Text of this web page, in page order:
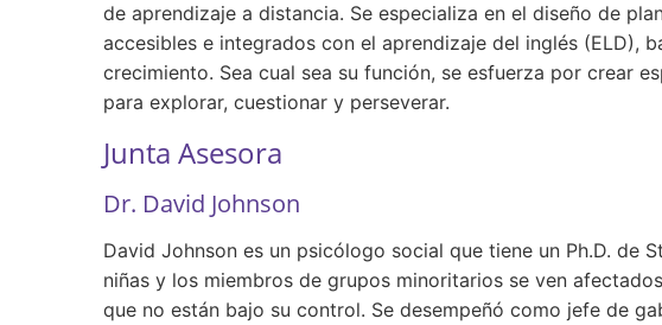
de aprendizaje a distancia. Se especializa en el diseño de
accesibles e integrados con el aprendizaje del inglés (ELD),
crecimiento. Sea cual sea su función, se esfuerza por crear
para explorar, cuestionar y perseverar.
Junta Asesora
Dr. David Johnson
David Johnson es un psicólogo social que tiene un Ph.D. de
niñas y los miembros de grupos minoritarios se ven
que no están bajo su control. Se desempeñó como jefe de